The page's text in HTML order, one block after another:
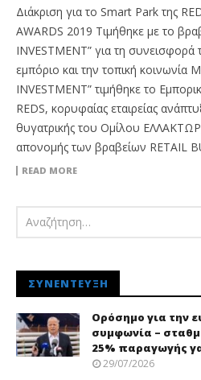
Διάκριση για το Smart Park της
AWARDS 2019 Τιμήθηκε με το
INVESTMENT” για τη συνεισφορά
εμπόριο και την τοπική κοινωνία
INVESTMENT” τιμήθηκε το
REDS, κορυφαίας εταιρείας
θυγατρικής του Ομίλου
απονομής των βραβείων RETAIL
READ MORE
ΣΥΝΈΝΤΕΥΞΗ
Ορόσημο για την
συμφωνία –
25% παραγωγής
29/07/2026